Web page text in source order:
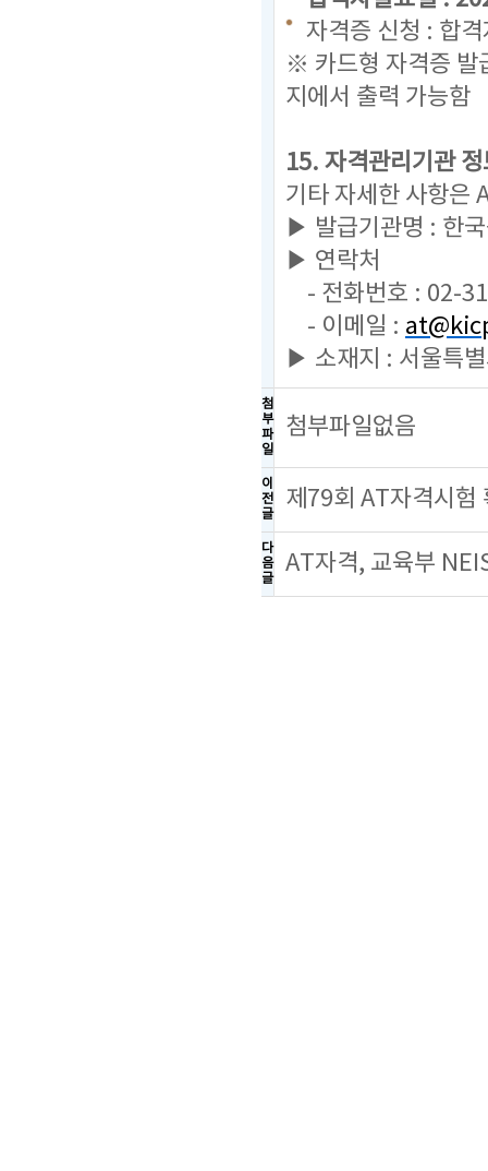
자격증 신청 : 합
※ 카드형 자격증 발
지에서 출력 가능함
15. 자격관리기관 정
기타 자세한 사항은
▶ 발급기관명 : 한
▶ 연락처
- 전화번호 : 02-
- 이메일 :
▶ 소재지 : 서울특
첨
부
파
일
첨부파일없음
이
전
글
제79회 AT자격시험
다
음
글
AT자격, 교육부